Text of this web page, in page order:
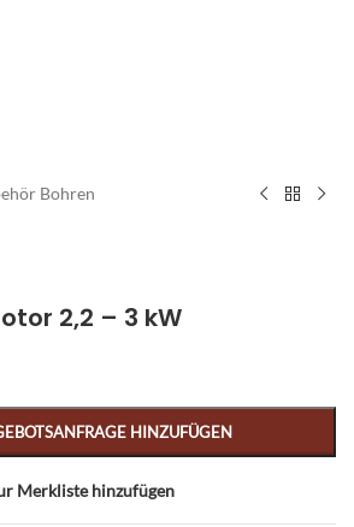
Bohren
2,2 – 3 kW
HINZUFÜGEN
Merkliste hinzufügen